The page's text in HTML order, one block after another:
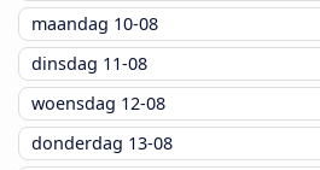
maandag 10-08
dinsdag 11-08
woensdag 12-08
donderdag 13-08